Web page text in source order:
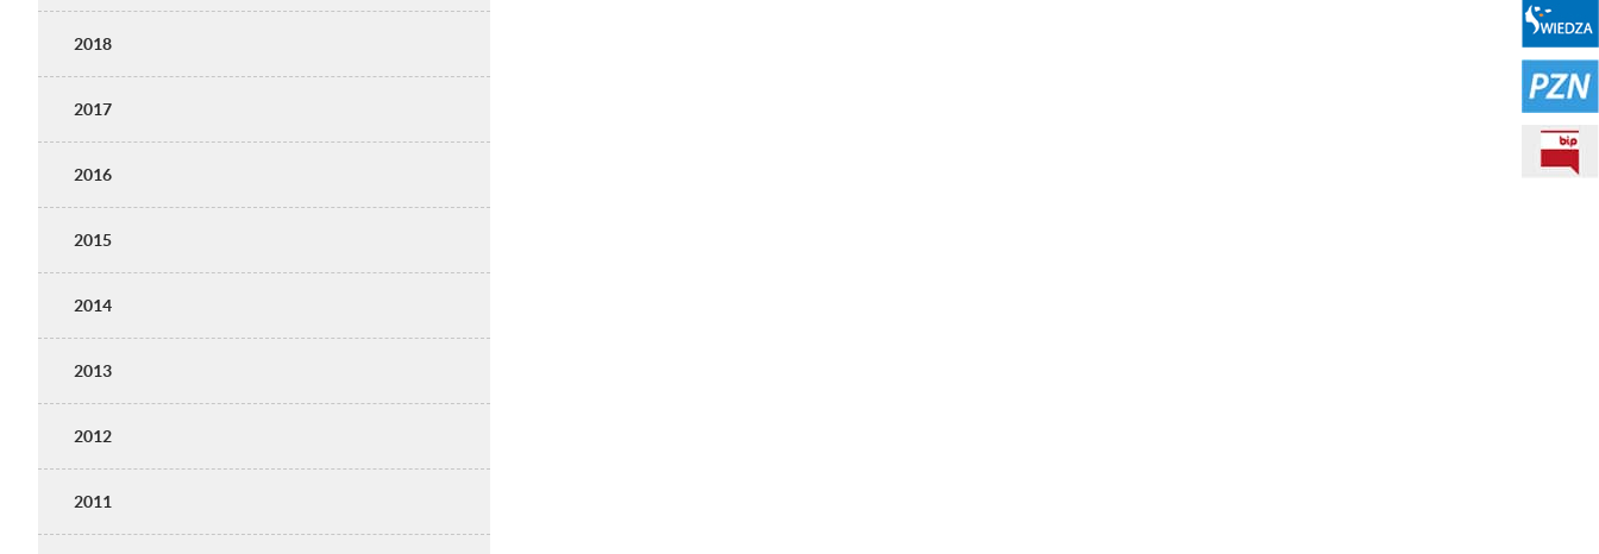
2018
2017
2016
2015
2014
2013
2012
2011